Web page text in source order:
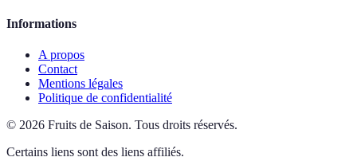
Informations
A propos
Contact
Mentions légales
Politique de confidentialité
© 2026 Fruits de Saison. Tous droits réservés.
Certains liens sont des liens affiliés.